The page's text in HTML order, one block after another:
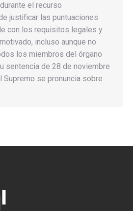
el recurso
justificar las puntuaciones
con los requisitos legales y
incluso aunque no
los miembros del órgano
sentencia de 28 de noviembre
Supremo se pronuncia sobre